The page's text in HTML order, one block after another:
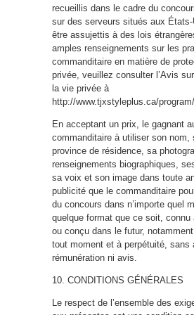
recueillis dans le cadre du
sur des serveurs situés aux
être assujettis à des lois
amples renseignements sur les
commanditaire en matière de
privée, veuillez consulter l’Avis
la vie privée à
http://www.tjxstyleplus.ca/
En acceptant un prix, le gagnant
commanditaire à utiliser son nom,
province de résidence, sa
renseignements biographiques,
sa voix et son image dans toute
publicité que le commanditaire
du concours dans n’importe quel
quelque format que ce soit, connu
ou conçu dans le futur,
tout moment et à perpétuité, sans
rémunération ni avis.
10. CONDITIONS GÉNÉRALES
Le respect de l’ensemble des